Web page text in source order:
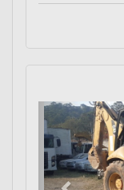
Anterior